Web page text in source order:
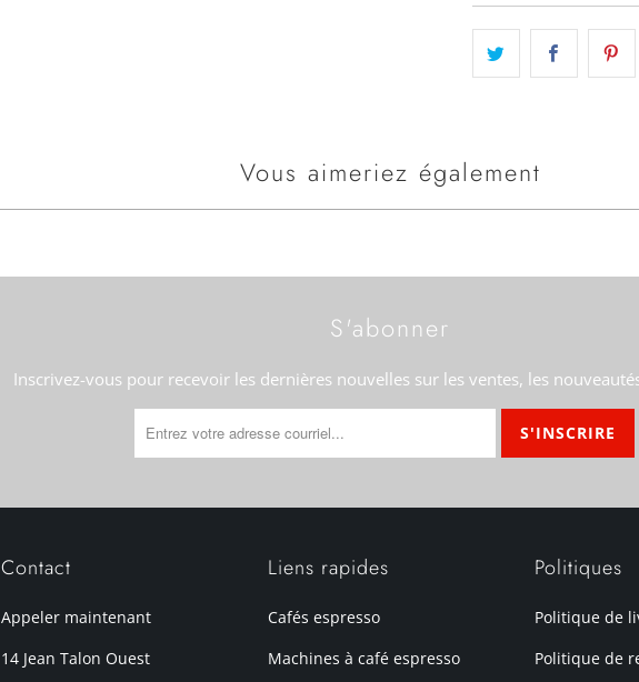
Vous aimeriez également
S'abonner
Inscrivez-vous pour recevoir les dernières nouvelles sur les ventes, les
Contact
Appeler maintenant
14 Jean Talon Ouest
Liens rapides
Cafés espresso
Machines à café espresso
Politiques
Politique de
Politique de